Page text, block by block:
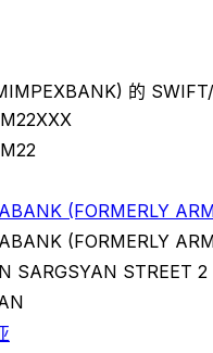
的
(FORMERLY
(FORMERLY
SARGSYAN STREET 2